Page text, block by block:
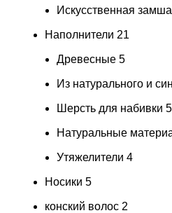
Искусственная
Наполнители 21
Древесные 5
Из натурального и
Шерсть для набивки 5
Натуральные
Утяжелители 4
Носики 5
конский волос 2